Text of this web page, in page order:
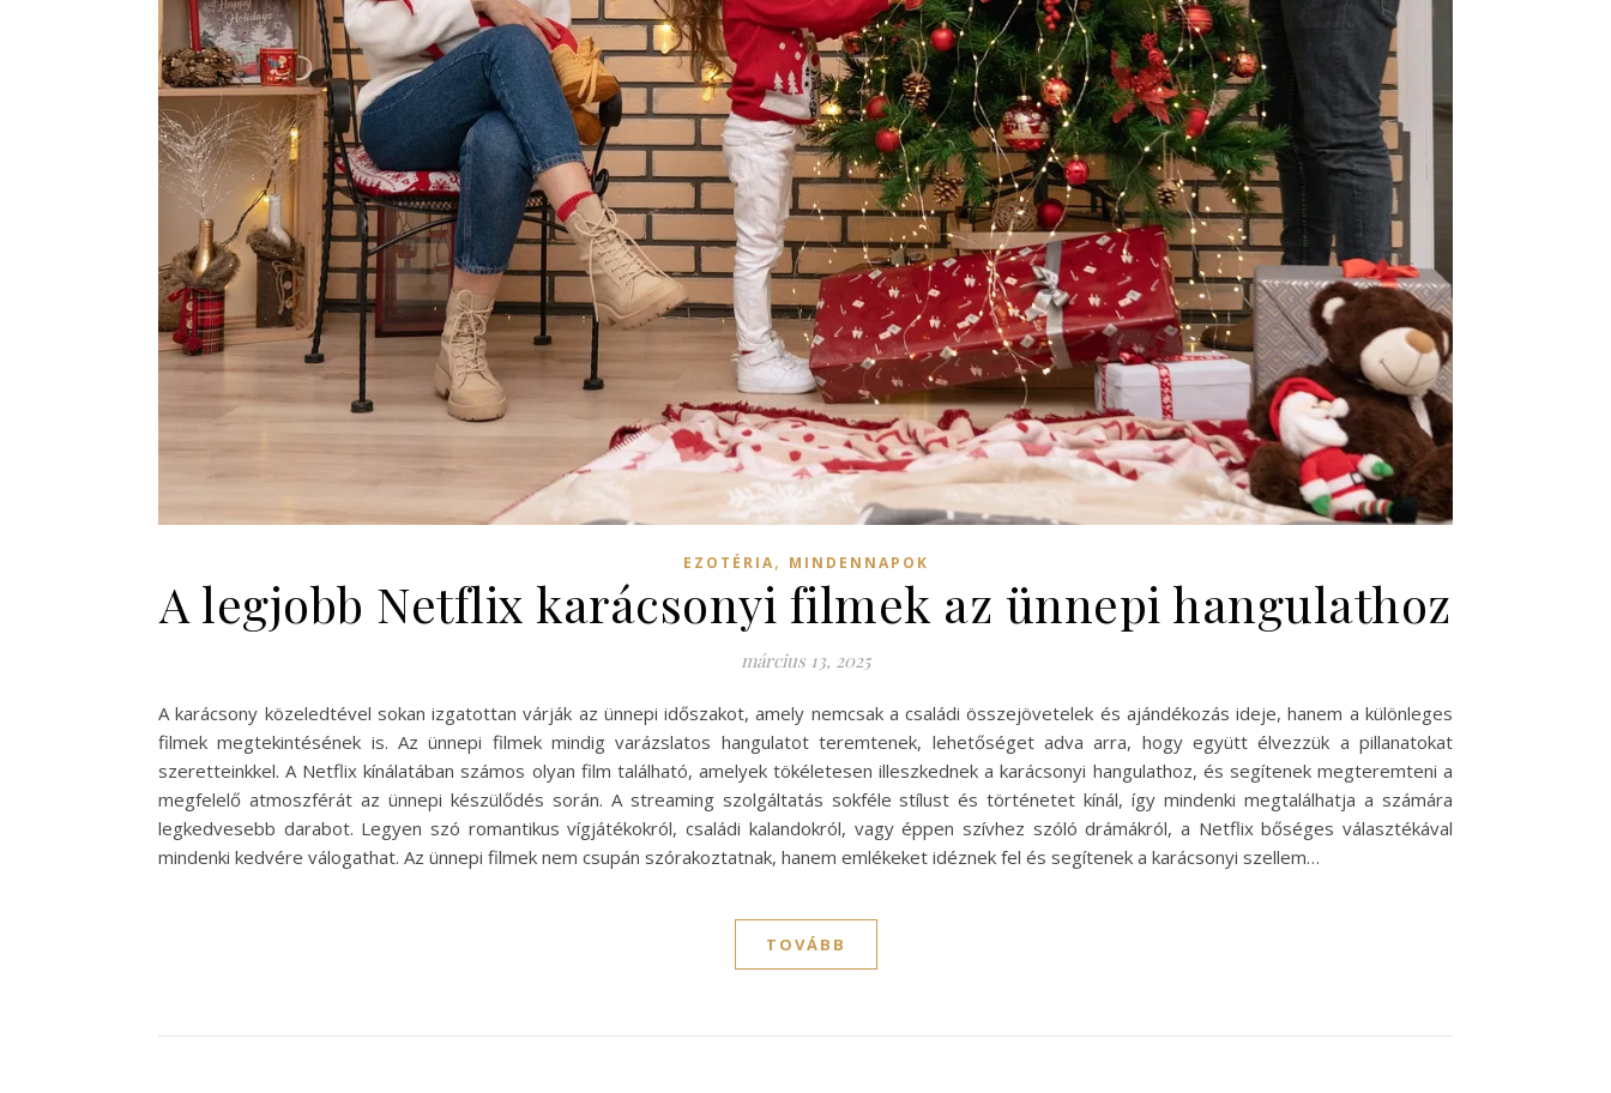
EZOTÉRIA, MINDENNAPOK
A legjobb Netflix karácsonyi filmek az ünnepi hangulathoz
március 13, 2025
A karácsony közeledtével sokan izgatottan várják az ünnepi időszakot, amely nemcsak a családi összejövetelek és ajándékozás ideje, hanem a különleges
filmek megtekintésének is. Az ünnepi filmek mindig varázslatos hangulatot teremtenek, lehetőséget adva arra, hogy együtt élvezzük a pillanatokat
szeretteinkkel. A Netflix kínálatában számos olyan film található, amelyek tökéletesen illeszkednek a karácsonyi hangulathoz, és segítenek megteremteni a
megfelelő atmoszférát az ünnepi készülődés során. A streaming szolgáltatás sokféle stílust és történetet kínál, így mindenki megtalálhatja a számára
legkedvesebb darabot. Legyen szó romantikus vígjátékokról, családi kalandokról, vagy éppen szívhez szóló drámákról, a Netflix bőséges választékával
mindenki kedvére válogathat. Az ünnepi filmek nem csupán szórakoztatnak, hanem emlékeket idéznek fel és segítenek a karácsonyi szellem…
TOVÁBB